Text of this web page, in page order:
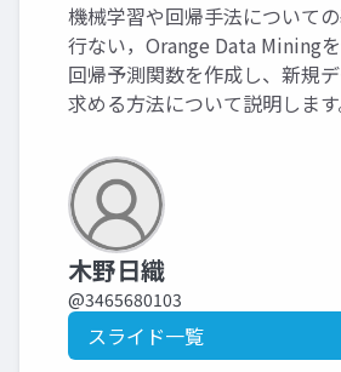
機械学習や回帰手法について
行ない，Orange Data Mining
回帰予測関数を作成し、新規
求める方法について説明します
木野日織
@3465680103
スライド一覧